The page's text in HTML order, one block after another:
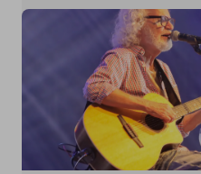
INSTITUCIONAL 24/07/
Sicredi Centro-Sul